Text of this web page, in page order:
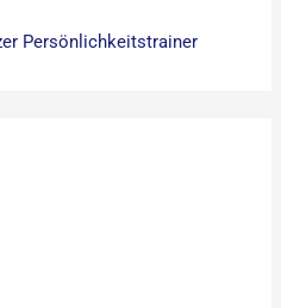
Persönlichkeitstrainer